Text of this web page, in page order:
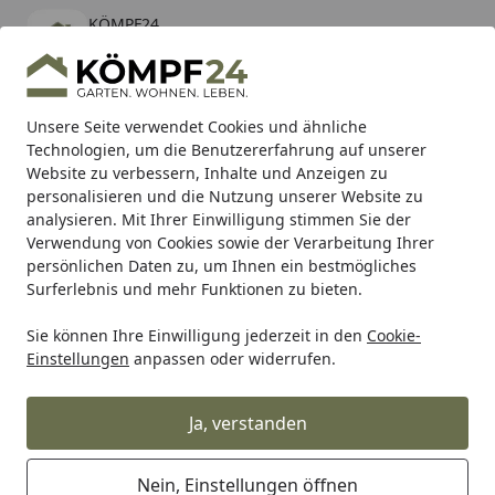
Unsere Seite verwendet Cookies und ähnliche
Technologien, um die Benutzererfahrung auf unserer
Website zu verbessern, Inhalte und Anzeigen zu
personalisieren und die Nutzung unserer Website zu
analysieren. Mit Ihrer Einwilligung stimmen Sie der
Verwendung von Cookies sowie der Verarbeitung Ihrer
persönlichen Daten zu, um Ihnen ein bestmögliches
Surferlebnis und mehr Funktionen zu bieten.
Sie können Ihre Einwilligung jederzeit in den Cookie-
Einstellungen anpassen oder widerrufen.
Ja, verstanden
Nein, Einstellungen öffnen
KÖMPF24
kostenlos - Im App Store
Hotline
Alle Produkte
Mein Konto
Suchen
Karibu Pools inkl. gratis Sandfilteranlage & Pool-
Starterset (Gesamtwert bis 468,99€)
Startseite
Metabo Zubehör Zubehör Druckluft Druckluft-
Metabo Reduzierstücke
Ihre Artikelübersicht